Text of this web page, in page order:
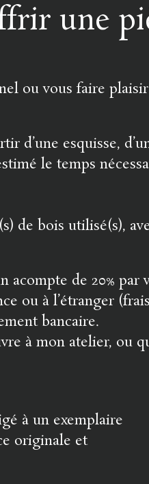
une
ou vous faire
d’une esquisse,
le temps
de bois utilisé(s),
de 20% par
ou à l’étranger
bancaire.
à mon atelier, ou
à un exemplaire
originale et